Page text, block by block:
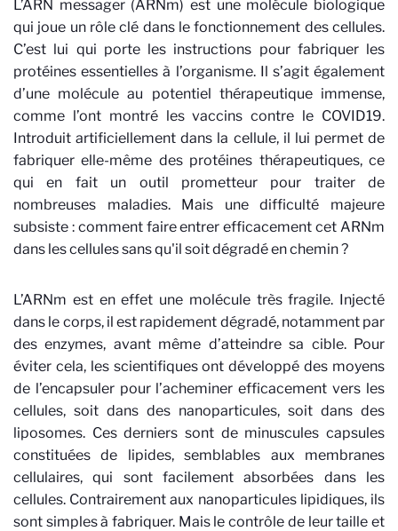
L’ARN messager (ARNm) est une molécule biologique
qui joue un rôle clé dans le fonctionnement des cellules.
C’est lui qui porte les instructions pour fabriquer les
protéines essentielles à l’organisme. Il s’agit également
d’une molécule au potentiel thérapeutique immense,
comme l’ont montré les vaccins contre le COVID19.
Introduit artificiellement dans la cellule, il lui permet de
fabriquer elle-même des protéines thérapeutiques, ce
qui en fait un outil prometteur pour traiter de
nombreuses maladies. Mais une difficulté majeure
subsiste : comment faire entrer efficacement cet ARNm
dans les cellules sans qu'il soit dégradé en chemin ?
L’ARNm est en effet une molécule très fragile. Injecté
dans le corps, il est rapidement dégradé, notamment par
des enzymes, avant même d’atteindre sa cible. Pour
éviter cela, les scientifiques ont développé des moyens
de l’encapsuler pour l’acheminer efficacement vers les
cellules, soit dans des nanoparticules, soit dans des
liposomes. Ces derniers sont de minuscules capsules
constituées de lipides, semblables aux membranes
cellulaires, qui sont facilement absorbées dans les
cellules. Contrairement aux nanoparticules lipidiques, ils
sont simples à fabriquer. Mais le contrôle de leur taille et